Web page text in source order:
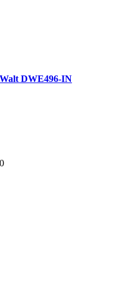
DWE496-IN